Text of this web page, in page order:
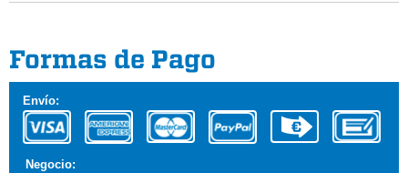
Formas de Pago
Envío:
Negocio: